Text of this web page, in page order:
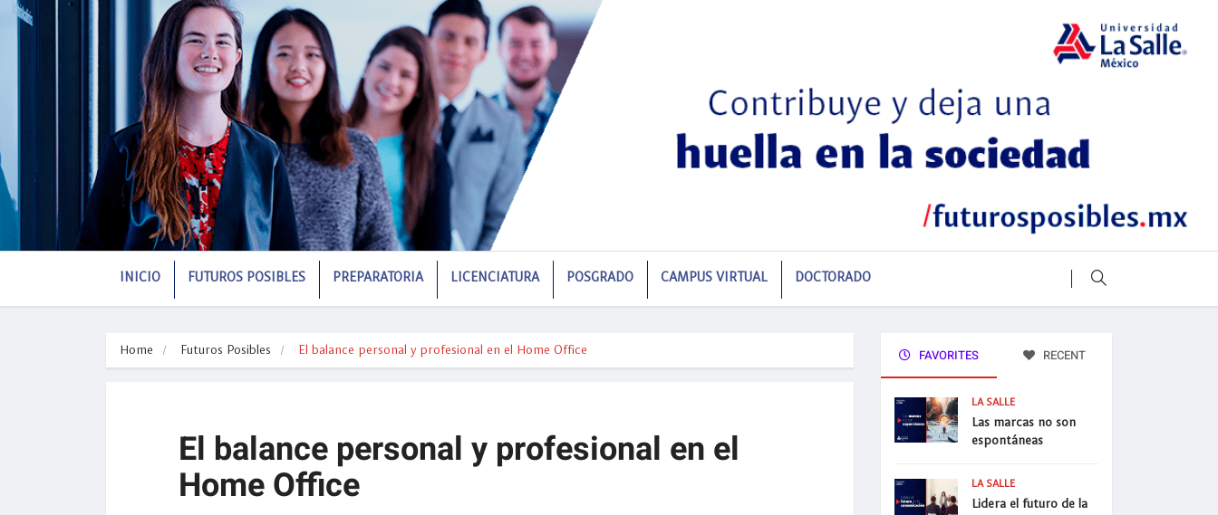
INICIO FUTUROS POSIBLES PREPARATORIA LICENCIATURA POSGRADO CAMPUS VIRTUAL DOCTORADO
Home Futuros Posibles El balance personal y profesional en el Home Office
El balance personal y profesional en el
Home Office
FAVORITES RECENT
LA SALLE
Las marcas no son
espontáneas
LA SALLE
Lidera el futuro de la